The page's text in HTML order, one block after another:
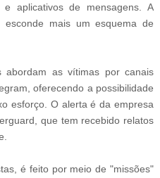
aplicativos de mensagens. A
esconde mais um esquema de
abordam as vítimas por canais
oferecendo a possibilidade
esforço. O alerta é da empresa
que tem recebido relatos
é feito por meio de "missões"